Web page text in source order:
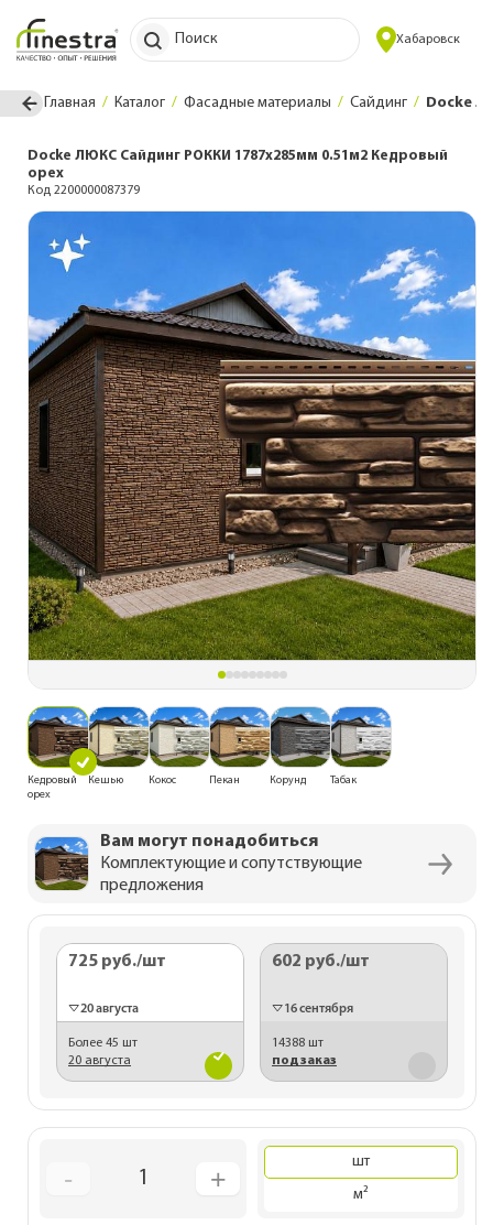
Поиск Хабаровск
Главная Каталог Фасадные материалы Сайдинг Docke
Docke ЛЮКС Сайдинг РОККИ 1787х285мм 0.51м2 Кедровый
орех
Код 2200000087379
Кедровый
орех
Кешью Кокос Пекан Корунд Табак
Вам могут понадобиться
Комплектующие и сопутствующие
предложения
725 руб./шт
20 августа
Более 45 шт
20 августа
602 руб./шт
16 сентября
14388 шт
под заказ
- 1 +
шт
м²